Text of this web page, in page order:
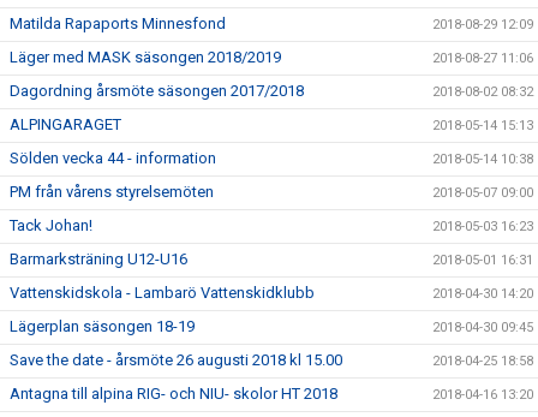
Matilda Rapaports Minnesfond 2018-08-29 12:09
Läger med MASK säsongen 2018/2019 2018-08-27 11:06
Dagordning årsmöte säsongen 2017/2018 2018-08-02 08:32
ALPINGARAGET 2018-05-14 15:13
Sölden vecka 44 - information 2018-05-14 10:38
PM från vårens styrelsemöten 2018-05-07 09:00
Tack Johan! 2018-05-03 16:23
Barmarksträning U12-U16 2018-05-01 16:31
Vattenskidskola - Lambarö Vattenskidklubb 2018-04-30 14:20
Lägerplan säsongen 18-19 2018-04-30 09:45
Save the date - årsmöte 26 augusti 2018 kl 15.00 2018-04-25 18:58
Antagna till alpina RIG- och NIU- skolor HT 2018 2018-04-16 13:20